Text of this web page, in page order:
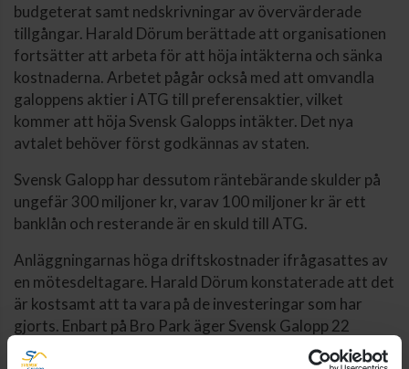
budgeterat samt nedskrivningar av övervärderade
tillgångar. Harald Dörum berättade att organisationen
fortsätter att arbeta för att höja intäkterna och sänka
kostnaderna. Arbetet pågår också med att omvandla
galoppens aktier i ATG till preferensaktier, vilket
kommer att höja Svensk Galopps intäkter. Det nya
avtalet behöver först godkännas av staten.
Svensk Galopp har dessutom räntebärande skulder på
ungefär 300 miljoner kr, varav 100 miljoner kr är ett
banklån och resterande är en skuld till ATG.
Anläggningarnas höga driftskostnader ifrågasattes av
en mötesdeltagare. Harald Dörum konstaterade att det
är kostsamt att ta vara på de investeringar som har
gjorts. Enbart på Bro Park äger Svensk Galopp 22
byggnader - utöver de byggnader som används för